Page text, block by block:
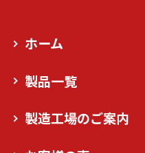
ホーム
製品一覧
製造工場のご案内